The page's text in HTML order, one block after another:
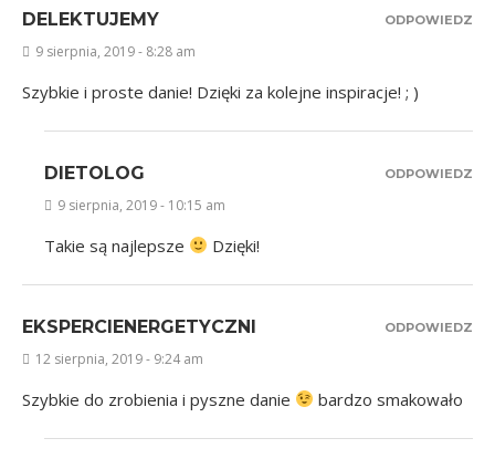
DELEKTUJEMY
9 sierpnia, 2019 - 8:28 am
Szybkie i proste danie! Dzięki za kolejne inspiracje! ; )
ODPOWIEDZ
DIETOLOG
9 sierpnia, 2019 - 10:15 am
Takie są najlepsze Dzięki!
ODPOWIEDZ
EKSPERCIENERGETYCZNI
12 sierpnia, 2019 - 9:24 am
Szybkie do zrobienia i pyszne danie bardzo smakowało
ODPOWIEDZ